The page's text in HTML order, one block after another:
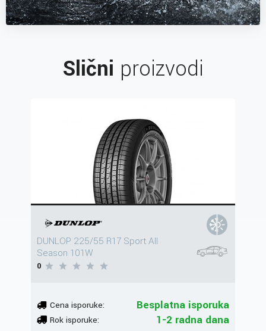
Slični proizvodi
DUNLOP 225/55 R17 Sport All
Season 101W
0
Cena isporuke: Besplatna isporuka
Rok isporuke: 1-2 radna dana